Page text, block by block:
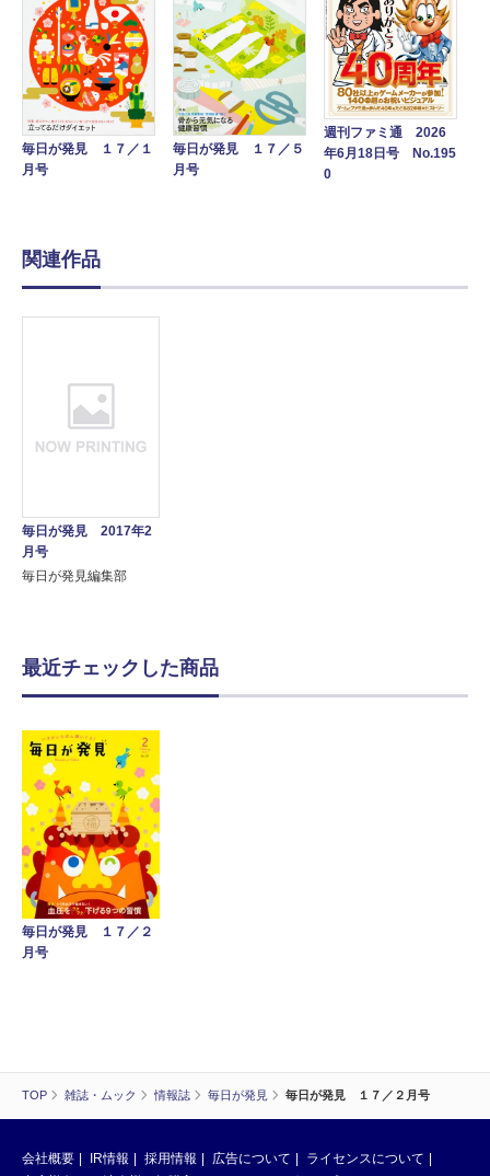
TOP 雑誌・ムック 情報誌 毎日が発見 毎日が発見 １７／２月号
毎日が発見 １７／１
月号
毎日が発見 １７／５
月号
週刊ファミ通 2026
年6月18日号 No.195
0
関連作品
毎日が発見 2017年2
月号
毎日が発見編集部
最近チェックした商品
毎日が発見 １７／２
月号
会社概要 IR情報 採用情報 広告について
ライセンスについて